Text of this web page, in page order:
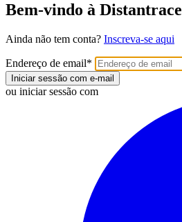
Bem-vindo à Distantrace
Ainda não tem conta? Inscreva-se aqui
Endereço de email*
Iniciar sessão com e-mail
ou iniciar sessão com